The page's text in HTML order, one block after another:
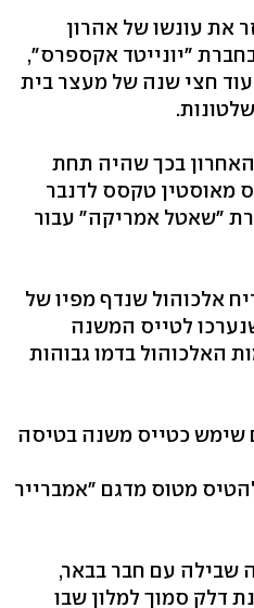
את עונשו של אהרון
חצי שנה של מעצר בית
האחרון בכך שהיה תחת
מאוסטין טקסס לדנבר
חברת "שאטל אמריקה" עבור
אלכוהול שנדף מפיו של
לטייס המשנה
האלכוהול בדמו גבוהות
שימש כטייס משנה בטיסה
מטוס מדגם "אמברייר
שבילה עם חבר בבאר,
דלק סמוך למלון שבו